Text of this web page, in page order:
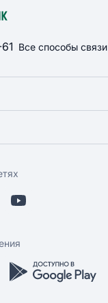
Все способы связи